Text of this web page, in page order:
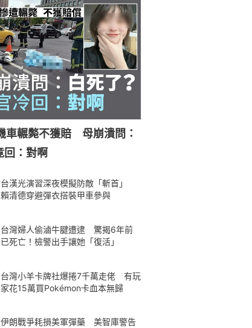
車輾斃不獲賠 母崩潰問：
回：對啊
台漢光演習深夜模擬防敵「斬首」
賴清德穿避彈衣搭裝甲車參與
台灣婦人偷滷牛腱遭逮 驚揭6年前
已死亡！檢警出手讓她「復活」
台灣小羊卡牌社爆捲7千萬走佬 有玩
家花15萬買Pokémon卡血本無歸
伊朗戰爭耗損美軍彈藥 美智庫警告